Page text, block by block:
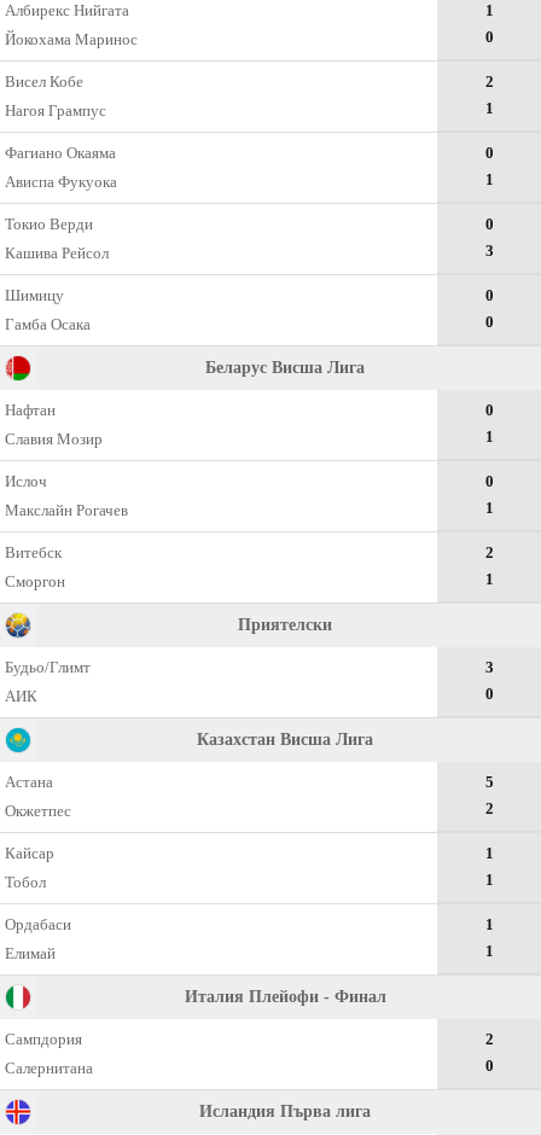
Албирекс Нийгата
Йокохама Маринос
1
0
Висел Кобе
Нагоя Грампус
2
1
Фагиано Окаяма
Ависпа Фукуока
0
1
Токио Верди
Кашива Рейсол
0
3
Шимицу
Гамба Осака
0
0
Беларус Висша Лига
Нафтан
Славия Мозир
0
1
Ислоч
Макслайн Рогачев
0
1
Витебск
Сморгон
2
1
Приятелски
Будьо/Глимт
АИК
3
0
Казахстан Висша Лига
Астана
Окжетпес
5
2
Кайсар
Тобол
1
1
Ордабаси
Елимай
1
1
Италия Плейофи - Финал
Сампдория
Салернитана
2
0
Исландия Първа лига